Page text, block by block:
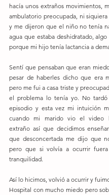
hacía unos extraños movimientos,
ambulatorio preocupada, ni
y me dijeron que el niño no tenía
agua que estaba deshidratado,
porque mi hijo tenía lactancia a
Sentí que pensaban que eran
pesar de haberles dicho que era
pero me fui a casa triste y
el problema lo tenía yo. No
episodio y esta vez mi intuición
cuando mi marido vio el video
extraño así que decidimos
que desconcertada me dijo que
pero que si volvía a ocurrir
tranquilidad.
Así lo hicimos, volvió a ocurrir y
Hospital con mucho miedo pero